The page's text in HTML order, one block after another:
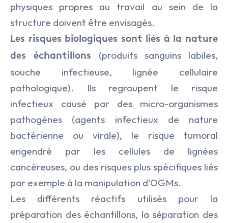
physiques propres au travail au sein de la
structure doivent être envisagés.
Les risques biologiques sont liés à la nature
des échantillons
(produits sanguins labiles,
souche infectieuse, lignée cellulaire
pathologique). Ils regroupent le risque
infectieux causé par des micro-organismes
pathogènes (agents infectieux de nature
bactérienne ou virale), le risque tumoral
engendré par les cellules de lignées
cancéreuses, ou des risques plus spécifiques liés
par exemple à la manipulation d’OGMs.
Les différents réactifs utilisés pour la
préparation des échantillons, la séparation des